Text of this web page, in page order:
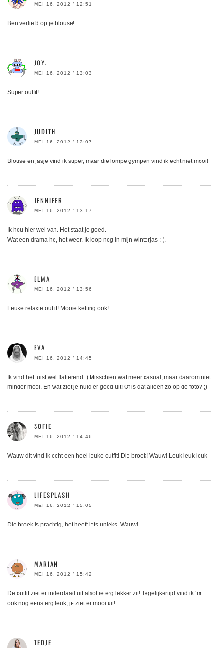
MEI 16, 2012 / 12:51
Ben verliefd op je blouse!
JOY.
MEI 16, 2012 / 13:03
Super outfit!
JUDITH
MEI 16, 2012 / 13:07
Blouse en jasje vind ik super, maar die lompe gympen vind ik echt niet mooi!
JENNIFER
MEI 16, 2012 / 13:17
Ik hou hier wel van. Het staat je goed.
Wat een drama he, het weer. Ik loop nog in mijn winterjas :-(.
ELMA
MEI 16, 2012 / 13:56
Leuke relaxte outfit! Mooie ketting ook!
EVA
MEI 16, 2012 / 14:45
Ik vind het juist wel flatterend :) Misschien wat meer casual, maar daarom niet
minder mooi. En wat ziet je huid er goed uit! Of is dat alleen zo op de foto? ;)
SOFIE
MEI 16, 2012 / 14:46
Wauw dit vind ik echt een heel leuke outfit! Die broek! Wauw! Leuk leuk leuk
LIFESPLASH
MEI 16, 2012 / 15:05
Die broek is prachtig, het heeft iets unieks. Wauw!
MARIAN
MEI 16, 2012 / 15:42
De outfit ziet er inderdaad uit alsof ie erg lekker zit! Tegelijkertijd vind ik ‘m
ook nog eens erg leuk, je ziet er mooi uit!
TEDJE